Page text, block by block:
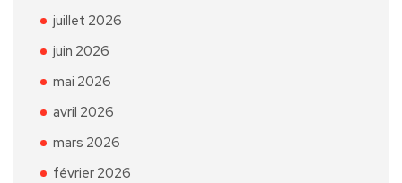
juillet 2026
juin 2026
mai 2026
avril 2026
mars 2026
février 2026